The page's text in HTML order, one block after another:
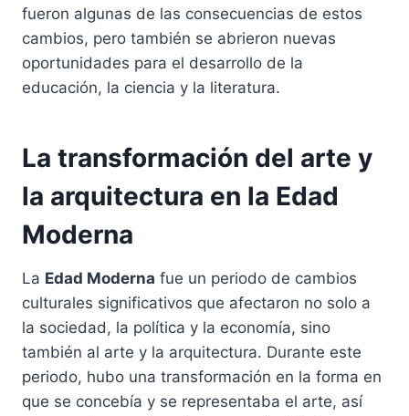
fueron algunas de las consecuencias de estos
cambios, pero también se abrieron nuevas
oportunidades para el desarrollo de la
educación, la ciencia y la literatura.
La transformación del arte y
la arquitectura en la Edad
Moderna
La Edad Moderna fue un periodo de cambios
culturales significativos que afectaron no solo a
la sociedad, la política y la economía, sino
también al arte y la arquitectura. Durante este
periodo, hubo una transformación en la forma en
que se concebía y se representaba el arte, así